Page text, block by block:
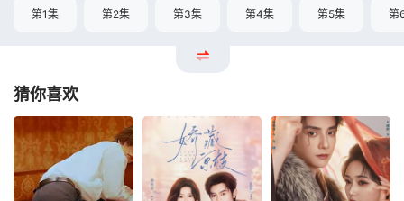
第1集 第2集 第3集 第4集 第5集 第
猜你喜欢